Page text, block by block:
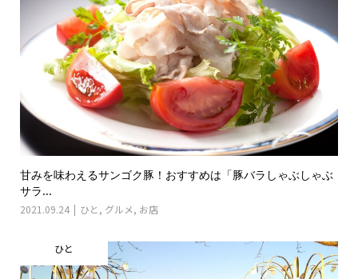
甘みを味わえるサンゴク豚！おすすめは「豚バラしゃぶしゃぶ
サラ...
2021.09.24 ひと , グルメ, お店
ひと